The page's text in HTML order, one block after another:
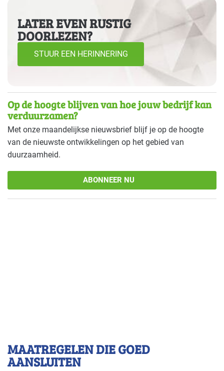
LATER EVEN RUSTIG
DOORLEZEN?
STUUR EEN HERINNERING
Op de hoogte blijven van hoe jouw bedrijf kan
verduurzamen?
Met onze maandelijkse nieuwsbrief blijf je op de hoogte
van de nieuwste ontwikkelingen op het gebied van
duurzaamheid.
ABONNEER NU
MAATREGELEN DIE GOED
AANSLUITEN